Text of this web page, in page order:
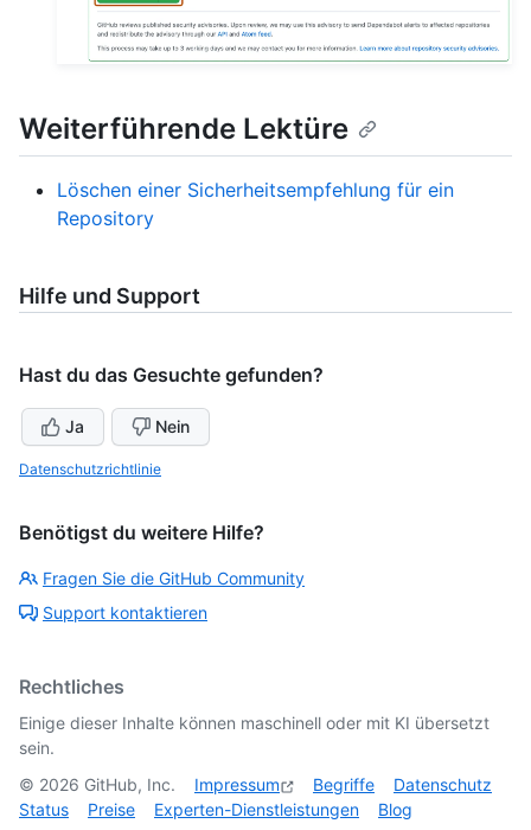
Weiterführende Lektüre
Löschen einer Sicherheitsempfehlung für ein
Repository
Hilfe und Support
Hast du das Gesuchte gefunden?
Ja Nein
Datenschutzrichtlinie
Benötigst du weitere Hilfe?
Fragen Sie die GitHub Community
Support kontaktieren
Rechtliches
Einige dieser Inhalte können maschinell oder mit KI übersetzt
sein.
© 2026 GitHub, Inc. Impressum Begriffe
Datenschutz
Status
Preise Experten-Dienstleistungen Blog